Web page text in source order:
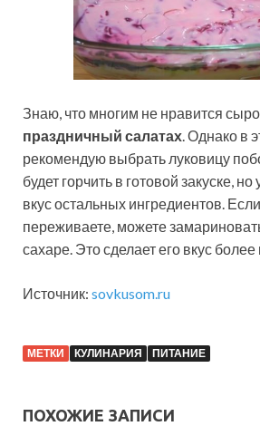
Знаю, что многим не нравится
праздничный салатах. Однако в
рекомендую выбрать луковицу
будет горчить в готовой закуске,
вкус остальных ингредиентов.
переживаете, можете
сахаре. Это сделает его вкус
Источник: sovkusom.ru
МЕТКИ КУЛИНАРИЯ ПИТАНИЕ
ПОХОЖИЕ ЗАПИСИ